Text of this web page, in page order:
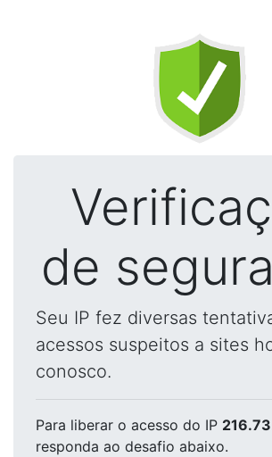
de
Seu IP fez diversas
acessos suspeitos a sites
conosco.
Para liberar o acesso do IP
responda ao desafio abaixo.